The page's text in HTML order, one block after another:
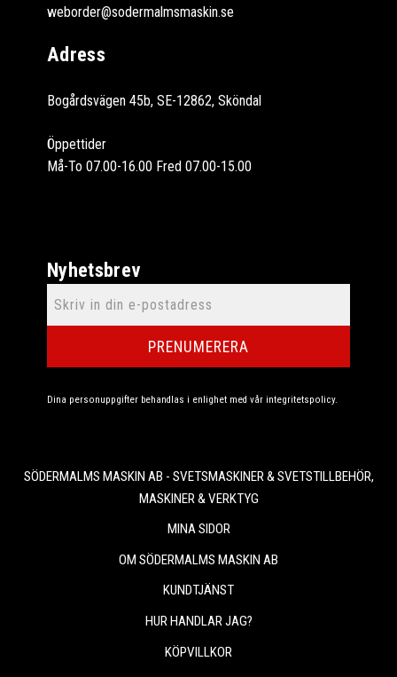
weborder@sodermalmsmaskin.se
Adress
Bogårdsvägen 45b, SE-12862, Sköndal
Öppettider
Må-To 07.00-16.00 Fred 07.00-15.00
Nyhetsbrev
PRENUMERERA
Dina personuppgifter behandlas i enlighet med vår integritetspolicy.
SÖDERMALMS MASKIN AB - SVETSMASKINER & SVETSTILLBEHÖR,
MASKINER & VERKTYG
MINA SIDOR
OM SÖDERMALMS MASKIN AB
KUNDTJÄNST
HUR HANDLAR JAG?
KÖPVILLKOR